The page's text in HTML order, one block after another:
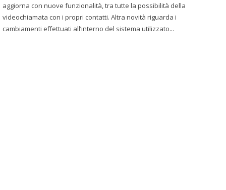
aggiorna con nuove funzionalità, tra tutte la possibilità della
videochiamata con i propri contatti. Altra novità riguarda i
cambiamenti effettuati all’interno del sistema utilizzato...